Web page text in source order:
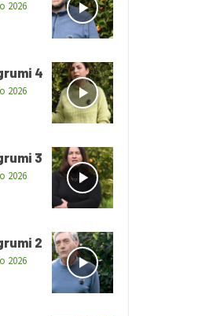
2026
4
2026
3
2026
2
2026